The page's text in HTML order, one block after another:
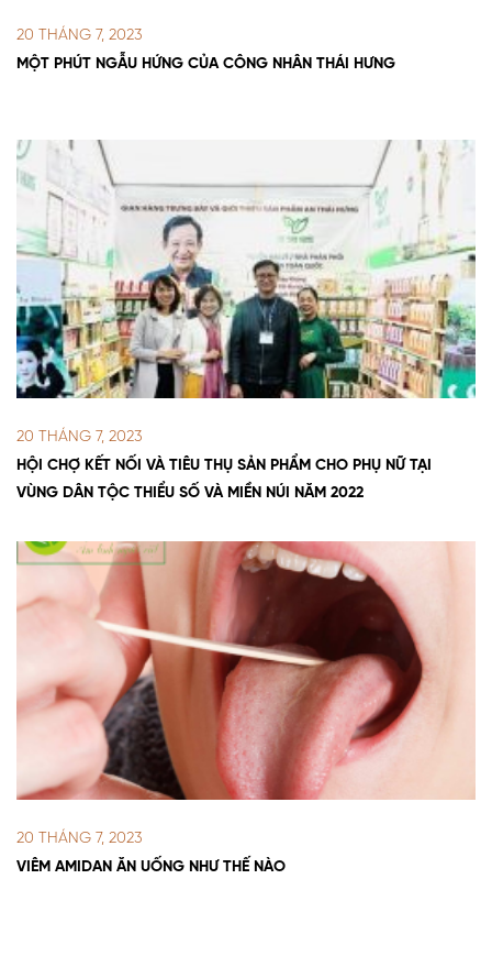
MỘT PHÚT NGẪU HỨNG CỦA CÔNG NHÂN THÁI HƯNG
20 THÁNG 7, 2023
HỘI CHỢ KẾT NỐI VÀ TIÊU THỤ SẢN PHẨM CHO PHỤ NỮ TẠI
VÙNG DÂN TỘC THIỂU SỐ VÀ MIỀN NÚI NĂM 2022
20 THÁNG 7, 2023
VIÊM AMIDAN ĂN UỐNG NHƯ THẾ NÀO
20 THÁNG 7, 2023